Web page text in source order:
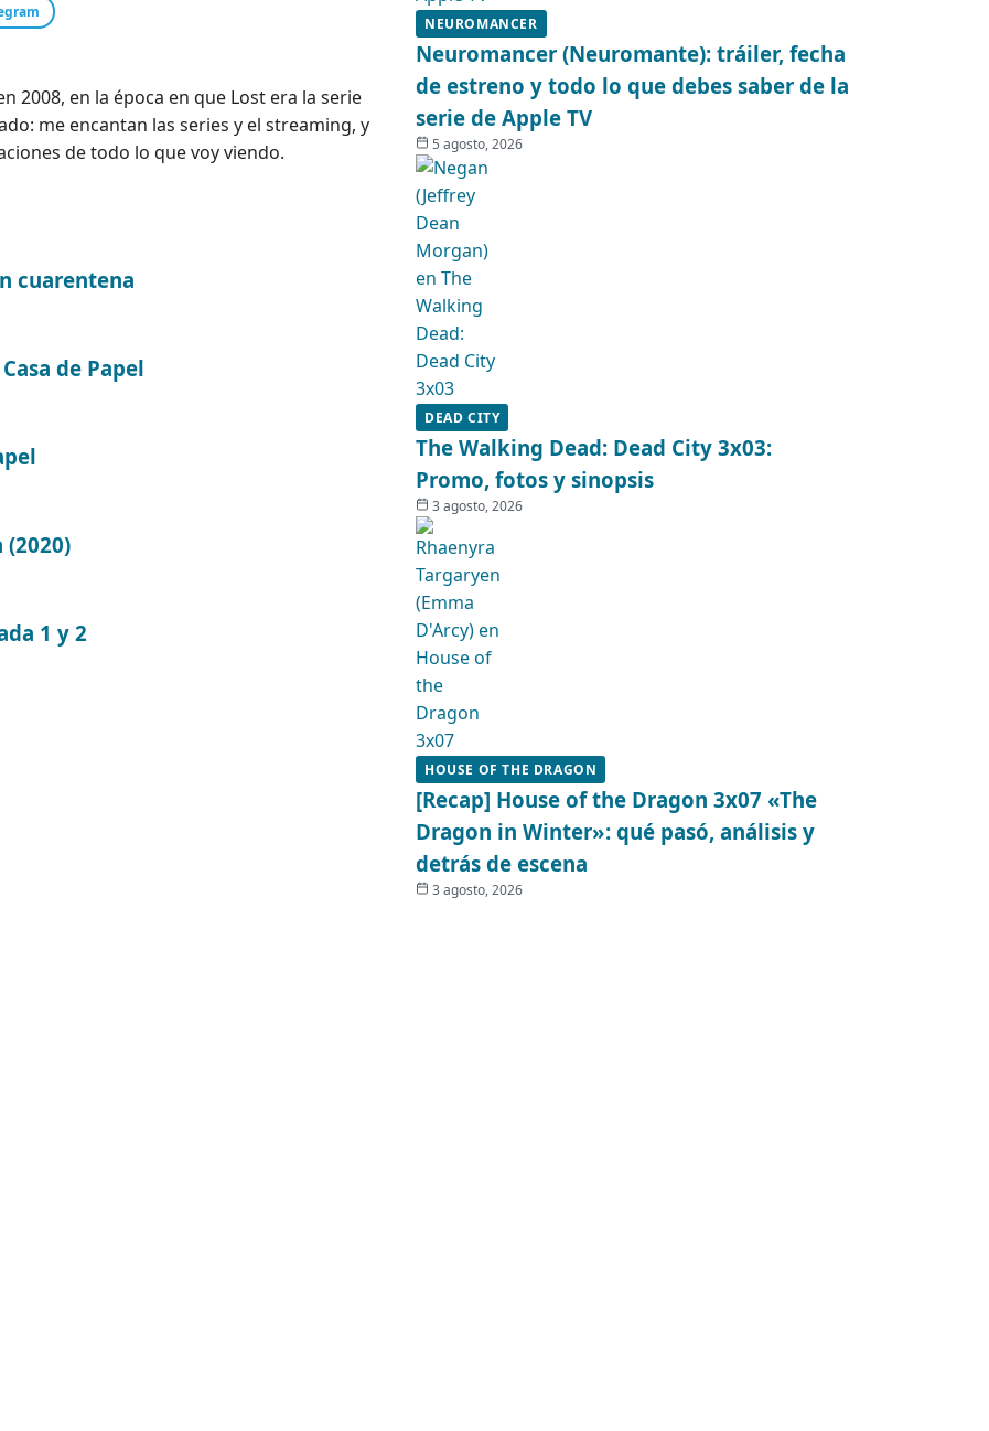
2008, en la época en que Lost era la serie
me encantan las series y el streaming, y
de todo lo que voy viendo.
cuarentena
de Papel
(2020)
1 y 2
NEUROMANCER
Neuromancer (Neuromante): tráiler, fecha
de estreno y todo lo que debes saber de la
serie de Apple TV
5 agosto, 2026
DEAD CITY
The Walking Dead: Dead City 3x03:
Promo, fotos y sinopsis
3 agosto, 2026
HOUSE OF THE DRAGON
[Recap] House of the Dragon 3x07 «The
Dragon in Winter»: qué pasó, análisis y
detrás de escena
3 agosto, 2026